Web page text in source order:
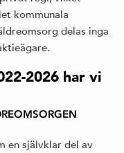
kommunala
delas inga
2026 har vi
en självklar del av